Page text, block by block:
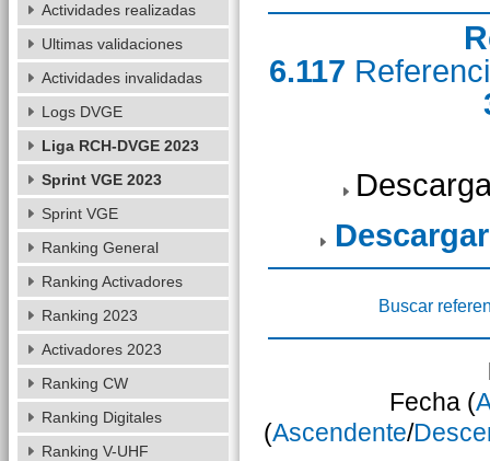
6.117
Buscar
Fecha (
(Ascendente/
Actividades realizadas
Ultimas validaciones
Actividades invalidadas
Logs DVGE
Liga RCH-DVGE 2023
Sprint VGE 2023
Sprint VGE
Ranking General
Ranking Activadores
Ranking 2023
Activadores 2023
Ranking CW
Ranking Digitales
Ranking V-UHF